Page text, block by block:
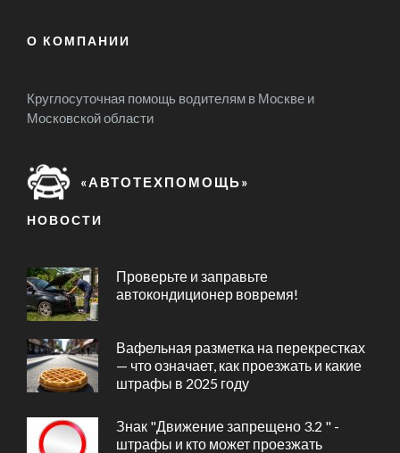
О КОМПАНИИ
Круглосуточная помощь водителям в Москве и
Московской области
«АВТОТЕХПОМОЩЬ»
НОВОСТИ
Проверьте и заправьте
автокондиционер вовремя!
Вафельная разметка на перекрестках
— что означает, как проезжать и какие
штрафы в 2025 году
Знак "Движение запрещено 3.2 " -
штрафы и кто может проезжать